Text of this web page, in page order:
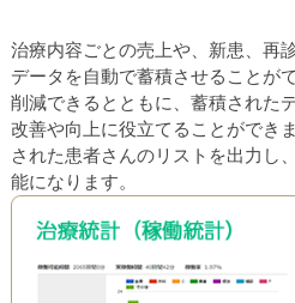
治療内容ごとの売上や、新患、再
データを自動で蓄積させることが
削減できるとともに、蓄積された
改善や向上に役立てることができ
された患者さんのリストを出力し
能になります。